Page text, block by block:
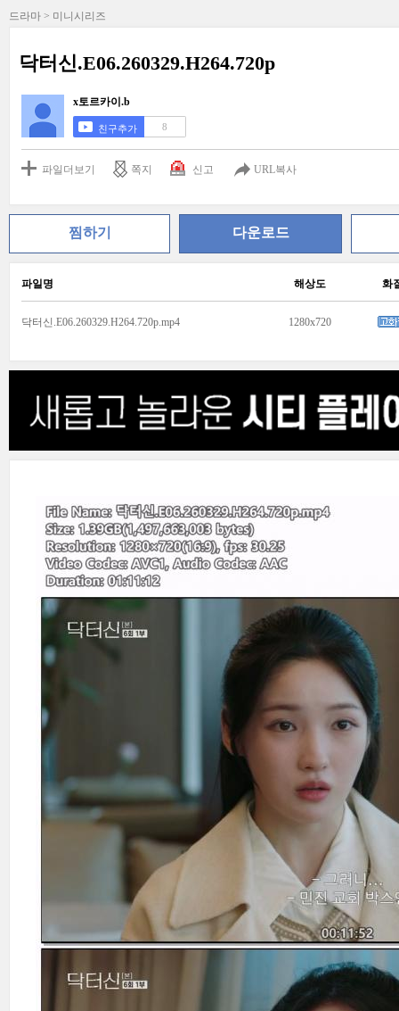
드라마 > 미니시리즈
닥터신.E06.260329.H264.720p
x토르카이.b
친구추가 8
파일더보기 쪽지 신고 URL복사
찜하기 다운로드
파일명 해상도 화
닥터신.E06.260329.H264.720p.mp4 1280x720